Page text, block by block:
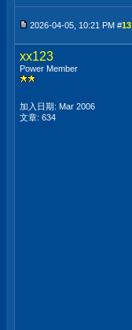
2026-04-05, 10:21 PM #13
xx123
Power Member
加入日期: Mar 2006
文章: 634